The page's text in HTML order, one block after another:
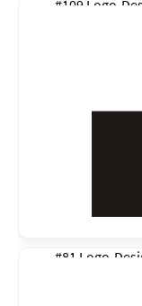
#109 Logo-
#81 Logo-